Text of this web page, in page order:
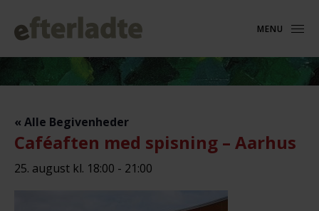
MENU
« Alle Begivenheder
Caféaften med spisning – Aarhus
25. august kl. 18:00 - 21:00